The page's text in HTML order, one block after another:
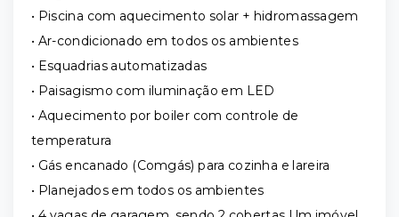
• Piscina com aquecimento solar + hidromassagem
• Ar-condicionado em todos os ambientes
• Esquadrias automatizadas
• Paisagismo com iluminação em LED
• Aquecimento por boiler com controle de
temperatura
• Gás encanado (Comgás) para cozinha e lareira
• Planejados em todos os ambientes